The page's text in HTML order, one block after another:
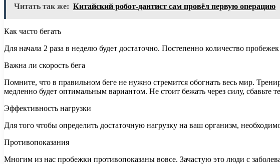
Читать так же: Китайский робот-дантист сам провёл первую операцию
Как часто бегать
Для начала 2 раза в неделю будет достаточно. Постепенно количество
Важна ли скорость бега
Помните, что в правильном беге не нужно стремится обогнать весь мир.
медленно будет оптимальным вариантом. Не стоит бежать через силу, сбавьте
Эффективность нагрузки
Для того чтобы определить достаточную нагрузку на ваш организм,
Противопоказания
Многим из нас пробежки противопоказаны вовсе. Зачастую это люди с